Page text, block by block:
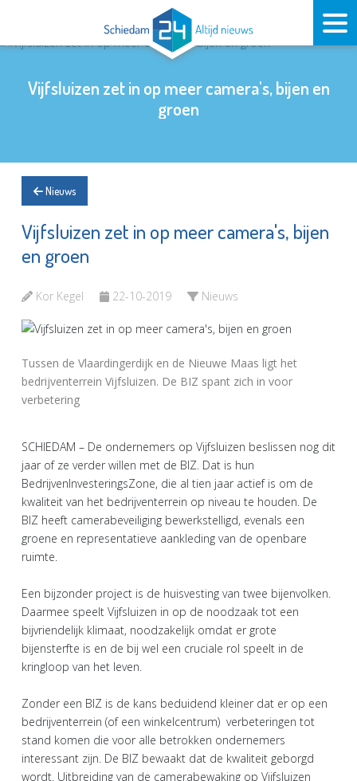
Vijfsluizen zet in op meer camera's, bijen en
groen
Nieuws
Vijfsluizen zet in op meer camera's, bijen
en groen
Kor Kegel 22-10-2019 Nieuws
Tussen de Vlaardingerdijk en de Nieuwe Maas ligt het
bedrijventerrein Vijfsluizen. De BIZ spant zich in voor
verbetering
SCHIEDAM – De ondernemers op Vijfsluizen beslissen nog dit
jaar of ze verder willen met de BIZ. Dat is hun
BedrijvenInvesteringsZone, die al tien jaar actief is om de
kwaliteit van het bedrijventerrein op niveau te houden. De
BIZ heeft camerabeveiliging bewerkstelligd, evenals een
groene en representatieve aankleding van de openbare
ruimte.
Een bijzonder project is de huisvesting van twee bijenvolken.
Daarmee speelt Vijfsluizen in op de noodzaak tot een
bijvriendelijk klimaat, noodzakelijk omdat er grote
bijensterfte is en de bij wel een cruciale rol speelt in de
kringloop van het leven.
Zonder een BIZ is de kans beduidend kleiner dat er op een
bedrijventerrein (of een winkelcentrum) verbeteringen tot
stand komen die voor alle betrokken ondernemers
interessant zijn. De BIZ bewaakt dat de kwaliteit geborgd
wordt. Uitbreiding van de camerabewaking op Vijfsluizen